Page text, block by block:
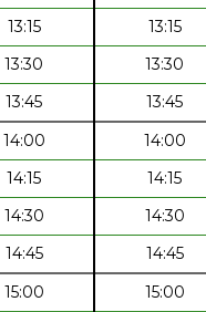
13:15 13:15
13:30 13:30
13:45 13:45
14:00 14:00
14:15 14:15
14:30 14:30
14:45 14:45
15:00 15:00